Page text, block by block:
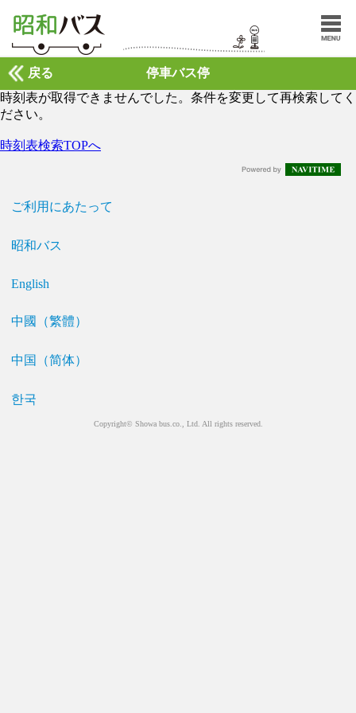
停車バス停
戻る
時刻表が取得できませんでした。条件を変更して再検索してく
ださい。
時刻表検索TOPへ
ご利用にあたって
昭和バス
English
中國（繁體）
中国（简体）
한국
Copyright© Showa bus.co., Ltd. All rights reserved.